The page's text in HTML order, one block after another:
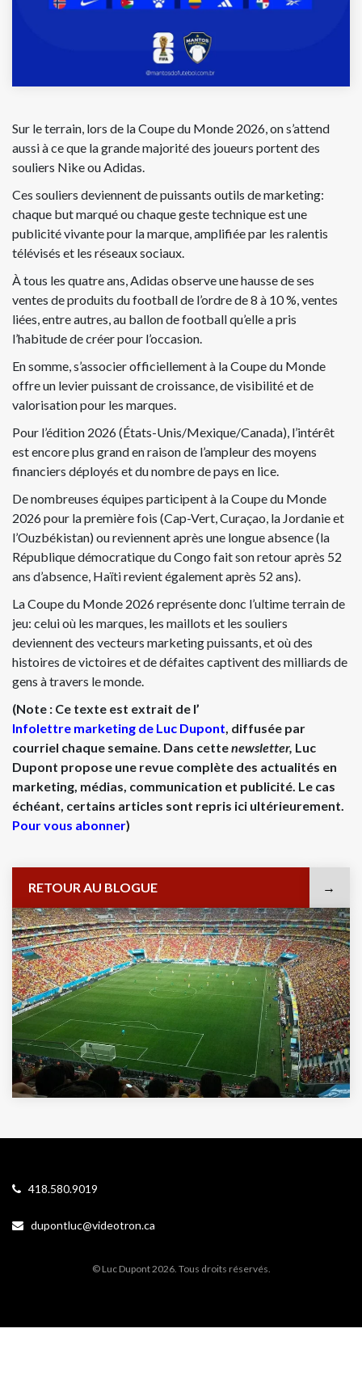
Sur le terrain, lors de la Coupe du Monde 2026, on s’attend
aussi à ce que la grande majorité des joueurs portent des
souliers Nike ou Adidas.
Ces souliers deviennent de puissants outils de marketing:
chaque but marqué ou chaque geste technique est une
publicité vivante pour la marque, amplifiée par les ralentis
télévisés et les réseaux sociaux.
À tous les quatre ans, Adidas observe une hausse de ses
ventes de produits du football de l’ordre de 8 à 10 %, ventes
liées, entre autres, au ballon de football qu’elle a pris
l’habitude de créer pour l’occasion.
En somme, s’associer officiellement à la Coupe du Monde
offre un levier puissant de croissance, de visibilité et de
valorisation pour les marques.
Pour l’édition 2026 (États-Unis/Mexique/Canada), l’intérêt
est encore plus grand en raison de l’ampleur des moyens
financiers déployés et du nombre de pays en lice.
De nombreuses équipes participent à la Coupe du Monde
2026 pour la première fois (Cap-Vert, Curaçao, la Jordanie et
l’Ouzbékistan) ou reviennent après une longue absence (la
République démocratique du Congo fait son retour après 52
ans d’absence, Haïti revient également après 52 ans).
La Coupe du Monde 2026 représente donc l’ultime terrain de
jeu: celui où les marques, les maillots et les souliers
deviennent des vecteurs marketing puissants, et où des
histoires de victoires et de défaites captivent des milliards de
gens à travers le monde.
(Note : Ce texte est extrait de l’
Infolettre marketing de Luc Dupont , diffusée par
courriel chaque semaine. Dans cettenewsletter, Luc
Dupont propose une revue complète des actualités en
marketing, médias, communication et publicité. Le cas
échéant, certains articles sont repris ici ultérieurement.
Pour vous abonner)
RETOUR AU BLOGUE
418.580.9019
dupontluc@videotron.ca
© Luc Dupont 2026. Tous droits réservés.